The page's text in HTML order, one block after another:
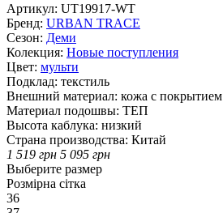
Артикул: UT19917-WT
Бренд: URBAN TRACE
Сезон: Деми
Колекция: Новые поступления
Цвет: мульти
Подклад: текстиль
Внешний материал: кожа с покрытием
Материал подошвы: ТЕП
Высота каблука: низкий
Страна производства: Китай
1 519 грн 5 095 грн
Выберите размер
Розмірна сітка
36